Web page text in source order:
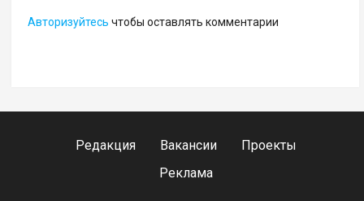
Авторизуйтесь чтобы оставлять комментарии
Редакция Вакансии
Проекты
Реклама